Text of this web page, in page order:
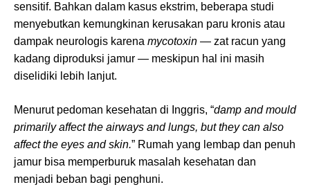
sensitif. Bahkan dalam kasus ekstrim, beberapa studi
menyebutkan kemungkinan kerusakan paru kronis atau
dampak neurologis karena mycotoxin — zat racun yang
kadang diproduksi jamur — meskipun hal ini masih
diselidiki lebih lanjut.
Menurut pedoman kesehatan di Inggris, “damp and mould
primarily affect the airways and lungs, but they can also
affect the eyes and skin.” Rumah yang lembap dan penuh
jamur bisa memperburuk masalah kesehatan dan
menjadi beban bagi penghuni.